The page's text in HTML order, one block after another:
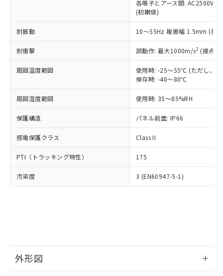
各端子とアース間: AC2500V
(初期値)
耐振動 10～55Hz 複振幅 1.5mm (接
耐衝撃 誤動作: 最大1000m/s2 (接点
周囲温度範囲
使用時: -25～55℃ (ただし、氷
保存時: -40～80℃
周囲湿度範囲 使用時: 35～85%RH
保護構造 パネル前面: IP66
感電保護クラス Class II
PTI（トラッキング特性） 175
汚染度 3 (EN60947-5-1)
外形図
正式な納期状況および標準価格はお客
様のお取引先、またはお客様担当のオ
ムロン制御機器販売店・当社販売員に
オムロン制御機器販売店や当社販売拠
販売ネットワーク
」をご確認
在庫状況および標準価格結果を当社の
事前の承諾なく第三者に漏洩または開
マイパーツ機能（部品リスト作成サー
ビス）をご利用いただくには、I-Web
メンバーズにご登録されている必要が
あります。
お客様が当ウェブサイト上で当社にご
登録された部品リストについて、当社
および当社の共同利用者が、当社の製
用者の範囲」に記載されている法人を
(PBDE) 1000ppm以下、フタル酸ビス(2-エチルヘキシ
ル) (DEHP)(別名：DOP) 1000ppm以下、フタル酸ブチ
ルベンジル（BBP） 1000ppm以下、フタル酸ジブチル
（DBP） 1000ppm以下、フタル酸ジイソブチル
但し、RoHS指令で産業用監視および制御機器に対する
フタル酸エステル類の４物質については閾値を超える意
図的な使用がないことを確認しています。
※2 対応予定月
部品在庫の切り替え状況などにより、予定
月が前後することがあります。
※3 非含有証明書ダウンロード
※本証明書は発行日時点で非含有を証明す
るもので、過去に遡って非含有を証明する
ものではありません。
Cr(Ⅵ)(六価クロム) : 1000ppm、 PBBs(ポリ臭化ビフェ
ニル類) : 1000ppm、 PBDEs(ポリ臭化ジフェニルエーテ
イソブチル) : 1000ppm、 BBP(フタル酸ブチルベンジ
DEHP(フタル酸ビス(2-エチルヘキシル)) : 1000ppm
※2 環境保護使用期限
「ｅ」：有害物質（10物質）のすべてが基
準値以下であることを示します。
「10」：通常の使用状況下において有害物
質が外部に漏えいし、環境に深刻な影響を
及ぼさない年数を意味します。
「－」：未確認です。当社販売部門へお問
い合わせください。
当社は規制貨物を破棄する場合は、完
いよう必要な手段を講じます。
当社は貴社製品を、核兵器、ミサイ
ル、化学兵器、生物兵器またはその他
武器並びにこれらの製造装置等に一切
当社は、貴社製品を第三者に販売する
場合は、上記1、2および3の内容を当
該第三者に通知します。また当社は、
販売先および販売に係わる関係者が違
法に輸出するおそれがある場合は、取
り引きをいたしません。
一定数以上の在庫あり
一定数には満たないが在庫あり
在庫なし(最新の在庫状況につ
いては、お客様のお取引先、ま
たはお客様担当のオムロン制御
機器販売店・当社販売員にご確
白
受注生産機種、また在庫状況の
情報を公開していない機種